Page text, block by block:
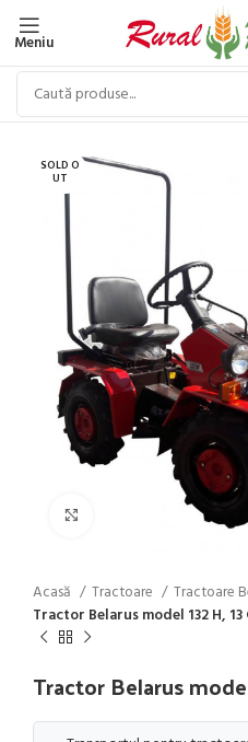
Meniu
SOLD O
UT
Acasă Tractoare
Tractoare
Tractor Belarus model 132 H, 13
Tractor Belarus